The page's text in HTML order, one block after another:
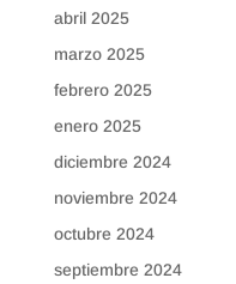
abril 2025
marzo 2025
febrero 2025
enero 2025
diciembre 2024
noviembre 2024
octubre 2024
septiembre 2024